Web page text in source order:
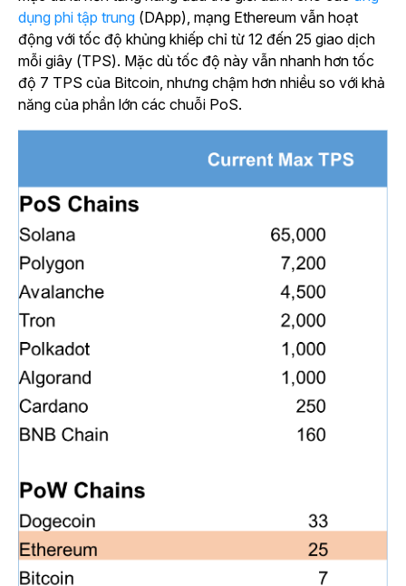
dụng phi tập trung (DApp), mạng Ethereum vẫn hoạt
động với tốc độ khủng khiếp chỉ từ 12 đến 25 giao dịch
mỗi giây (TPS). Mặc dù tốc độ này vẫn nhanh hơn tốc
độ 7 TPS của Bitcoin, nhưng chậm hơn nhiều so với khả
năng của phần lớn các chuỗi PoS.